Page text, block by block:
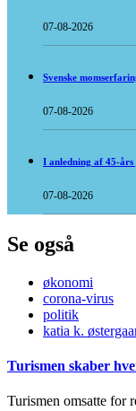
07-08-2026
Svenske
07-08-2026
I anledning af 45-
07-08-2026
Se også
økonomi
corona-virus
politik
katia k.
Turismen skaber
Turismen omsatte for